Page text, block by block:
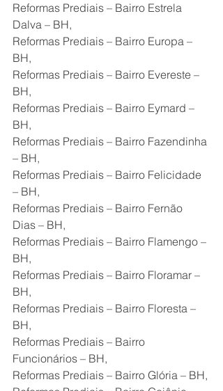
Reformas Prediais – Bairro Estrela
Dalva – BH,
Reformas Prediais – Bairro Europa –
BH,
Reformas Prediais – Bairro Evereste –
BH,
Reformas Prediais – Bairro Eymard –
BH,
Reformas Prediais – Bairro Fazendinha
– BH,
Reformas Prediais – Bairro Felicidade
– BH,
Reformas Prediais – Bairro Fernão
Dias – BH,
Reformas Prediais – Bairro Flamengo –
BH,
Reformas Prediais – Bairro Floramar –
BH,
Reformas Prediais – Bairro Floresta –
BH,
Reformas Prediais – Bairro
Funcionários – BH,
Reformas Prediais – Bairro Glória – BH,